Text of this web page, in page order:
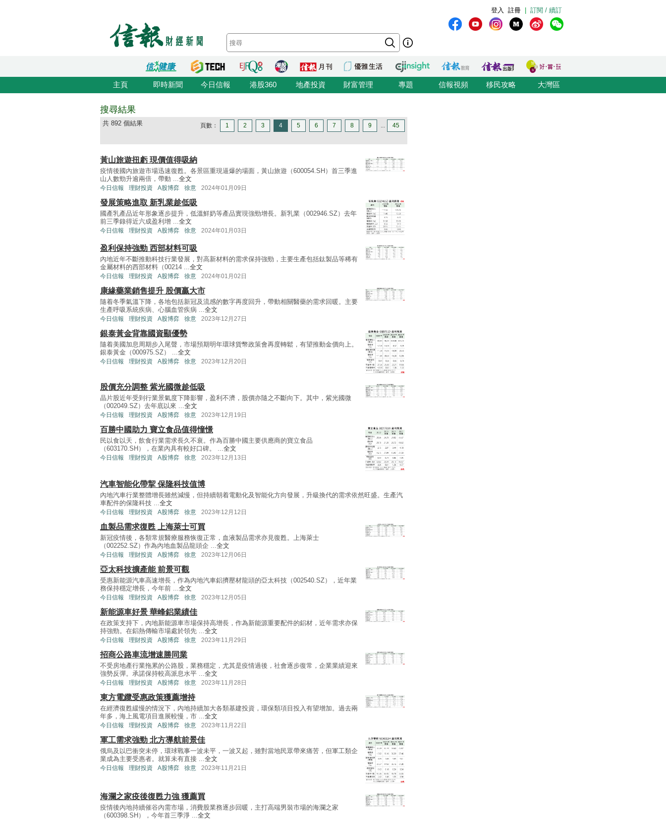
訂閱 / 續訂
註冊
登入
主頁 即時新聞 今日信報 港股360 地產投資 財富管理 專題 信報視頻 移民攻略 大灣區
搜尋結果
共 892 個結果 頁數： 1 2 3 4 5 6 7 8 9 ... 45
黃山旅遊扭虧 現價值得吸納
疫情後國內旅遊市場迅速復甦。各景區重現逼爆的場面，黃山旅遊（600054.SH）首三季進
山人數勁升逾兩倍，帶動 ...全文
今日信報 理財投資 A股博弈 徐意 2024年01月09日
發展策略進取 新乳業趁低吸
國產乳產品近年形象逐步提升，低溫鮮奶等產品實現強勁增長。新乳業（002946.SZ）去年
前三季錄得近六成盈利增 ...全文
今日信報 理財投資 A股博弈 徐意 2024年01月03日
盈利保持強勁 西部材料可吸
內地近年不斷推動科技行業發展，對高新材料的需求保持強勁，主要生產包括鈦製品等稀有
金屬材料的西部材料（00214 ...全文
今日信報 理財投資 A股博弈 徐意 2024年01月02日
康緣藥業銷售提升 股價贏大市
隨着冬季氣溫下降，各地包括新冠及流感的數字再度回升，帶動相關醫藥的需求回暖。主要
生產呼吸系統疾病、心腦血管疾病 ...全文
今日信報 理財投資 A股博弈 徐意 2023年12月27日
銀泰黃金背靠國資顯優勢
隨着美國加息周期步入尾聲，市場預期明年環球貨幣政策會再度轉鬆，有望推動金價向上。
銀泰黃金（000975.SZ） ...全文
今日信報 理財投資 A股博弈 徐意 2023年12月20日
股價充分調整 紫光國微趁低吸
晶片股近年受到行業景氣度下降影響，盈利不濟，股價亦隨之不斷向下。其中，紫光國微
（002049.SZ）去年底以來 ...全文
今日信報 理財投資 A股博弈 徐意 2023年12月19日
百勝中國助力 寶立食品值得憧憬
民以食以天，飲食行業需求長久不衰。作為百勝中國主要供應商的寶立食品
（603170.SH），在業內具有較好口碑。 ...全文
今日信報 理財投資 A股博弈 徐意 2023年12月13日
汽車智能化帶挈 保隆科技值博
內地汽車行業整體增長雖然減慢，但持續朝着電動化及智能化方向發展，升級換代的需求依然旺盛。生產汽
車配件的保隆科技 ...全文
今日信報 理財投資 A股博弈 徐意 2023年12月12日
血製品需求復甦 上海萊士可買
新冠疫情後，各類常規醫療服務恢復正常，血液製品需求亦見復甦。上海萊士
（002252.SZ）作為內地血製品龍頭企 ...全文
今日信報 理財投資 A股博弈 徐意 2023年12月06日
亞太科技擴產能 前景可觀
受惠新能源汽車高速增長，作為內地汽車鋁擠壓材龍頭的亞太科技（002540.SZ），近年業
務保持穩定增長，今年前 ...全文
今日信報 理財投資 A股博弈 徐意 2023年12月05日
新能源車好景 華峰鋁業績佳
在政策支持下，內地新能源車市場保持高增長，作為新能源重要配件的鋁材，近年需求亦保
持強勁。在鋁熱傳輸市場處於領先 ...全文
今日信報 理財投資 A股博弈 徐意 2023年11月29日
招商公路車流增速勝同業
不受房地產行業拖累的公路股，業務穩定，尤其是疫情過後，社會逐步復常，企業業績迎來
強勢反彈。承諾保持較高派息水平 ...全文
今日信報 理財投資 A股博弈 徐意 2023年11月28日
東方電纜受惠政策獲薦增持
在經濟復甦緩慢的情況下，內地持續加大各類基建投資，環保類項目投入有望增加。過去兩
年多，海上風電項目進展較慢，市 ...全文
今日信報 理財投資 A股博弈 徐意 2023年11月22日
軍工需求強勁 北方導航前景佳
俄烏及以巴衝突未停，環球戰事一波未平，一波又起，雖對當地民眾帶來痛苦，但軍工類企
業成為主要受惠者。就算未有直接 ...全文
今日信報 理財投資 A股博弈 徐意 2023年11月21日
海瀾之家疫後復甦力強 獲薦買
疫情後內地持續催谷內需市場，消費股業務逐步回暖，主打高端男裝市場的海瀾之家
（600398.SH），今年首三季淨 ...全文